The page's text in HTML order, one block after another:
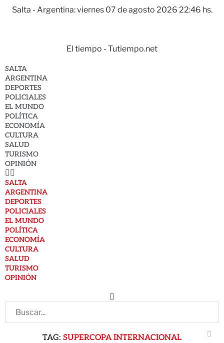
Salta - Argentina: viernes 07 de agosto 2026 22:46 hs.
El tiempo - Tutiempo.net
SALTA
ARGENTINA
DEPORTES
POLICIALES
EL MUNDO
POLÍTICA
ECONOMÍA
CULTURA
SALUD
TURISMO
OPINIÓN
SALTA
ARGENTINA
DEPORTES
POLICIALES
EL MUNDO
POLÍTICA
ECONOMÍA
CULTURA
SALUD
TURISMO
OPINIÓN
TAG: SUPERCOPA INTERNACIONAL